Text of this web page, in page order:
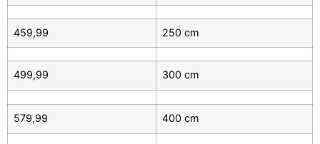
459,99 250 cm
499,99 300 cm
579,99 400 cm